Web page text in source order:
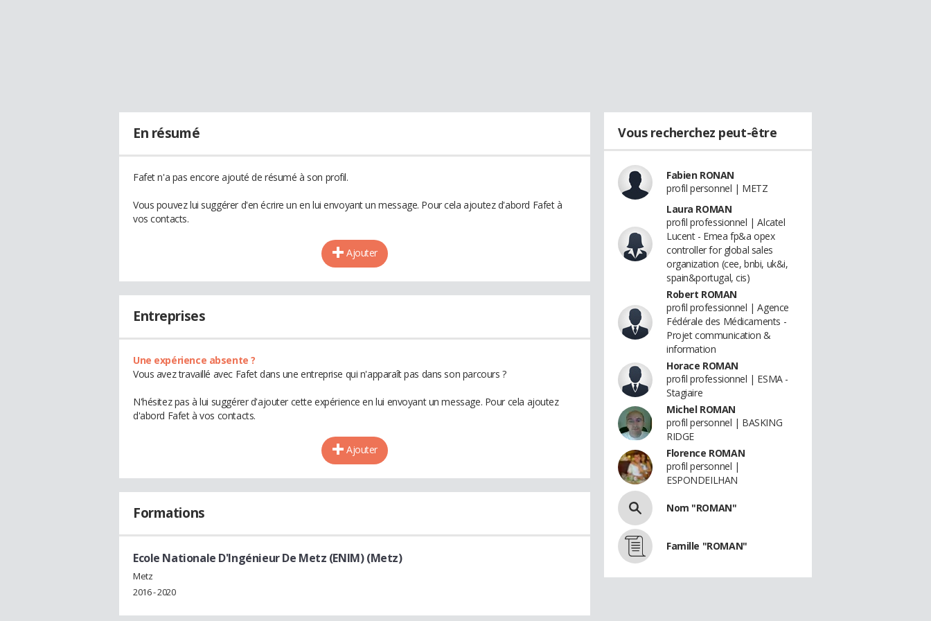
En résumé
Fafet n'a pas encore ajouté de résumé à son profil.
Vous pouvez lui suggérer d'en écrire un en lui envoyant un message. Pour cela ajoutez d'abord Fafet à
vos contacts.
Ajouter
Entreprises
Une expérience absente ?
Vous avez travaillé avec Fafet dans une entreprise qui n'apparaît pas dans son parcours ?
N'hésitez pas à lui suggérer d'ajouter cette expérience en lui envoyant un message. Pour cela ajoutez
d'abord Fafet à vos contacts.
Ajouter
Formations
Ecole Nationale D'Ingénieur De Metz (ENIM) (Metz)
Metz
2016 - 2020
Vous recherchez peut-être
Fabien RONAN
profil personnel | METZ
Laura ROMAN
profil professionnel | Alcatel
Lucent - Emea fp&a opex
controller for global sales
organization (cee, bnbi, uk&i,
spain&portugal, cis)
Robert ROMAN
profil professionnel | Agence
Fédérale des Médicaments -
Projet communication &
information
Horace ROMAN
profil professionnel | ESMA -
Stagiaire
Michel ROMAN
profil personnel | BASKING
RIDGE
Florence ROMAN
profil personnel |
ESPONDEILHAN
Nom "ROMAN"
Famille "ROMAN"